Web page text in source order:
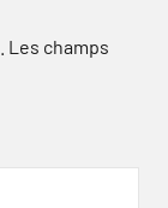
Les champs